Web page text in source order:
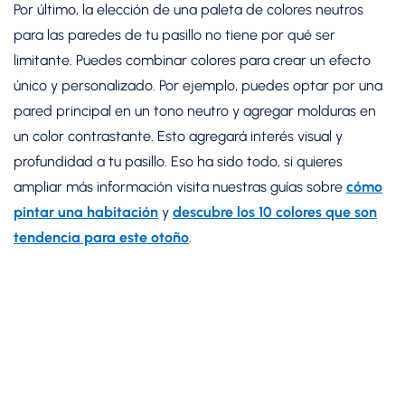
Por último, la elección de una paleta de colores neutros
para las paredes de tu pasillo no tiene por qué ser
limitante. Puedes combinar colores para crear un efecto
único y personalizado. Por ejemplo, puedes optar por una
pared principal en un tono neutro y agregar molduras en
un color contrastante. Esto agregará interés visual y
profundidad a tu pasillo. Eso ha sido todo, si quieres
ampliar más información visita nuestras guías sobre cómo
pintar una habitación y descubre los 10 colores que son
tendencia para este otoño.